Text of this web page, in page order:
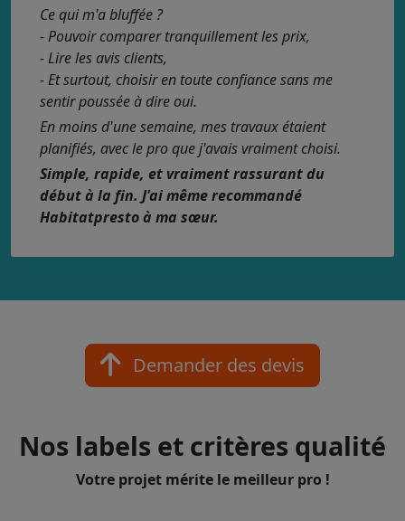
Ce qui m'a bluffée ?
- Pouvoir comparer tranquillement les prix,
- Lire les avis clients,
- Et surtout, choisir en toute confiance sans me
sentir poussée à dire oui.
En moins d'une semaine, mes travaux étaient
planifiés, avec le pro que j'avais vraiment choisi.
Simple, rapide, et vraiment rassurant du
début à la fin. J'ai même recommandé
Habitatpresto à ma sœur.
Demander des devis
Nos labels et critères qualité
Votre projet mérite le meilleur pro !